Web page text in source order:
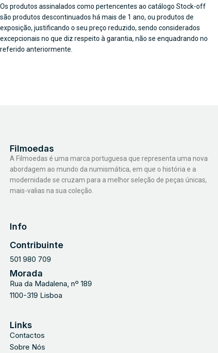
Os produtos assinalados como pertencentes ao catálogo Stock-off
são produtos descontinuados há mais de 1 ano, ou produtos de
exposição, justificando o seu preço reduzido, sendo considerados
excepcionais no que diz respeito à garantia, não se enquadrando no
referido anteriormente.
Filmoedas
A Filmoedas é uma marca portuguesa que representa uma nova
abordagem ao mundo da numismática, em que o história e a
modernidade se cruzam para a melhor seleção de peças únicas,
mais-valias na sua coleção.
Info
Contribuinte
501 980 709
Morada
Rua da Madalena, nº 189
1100-319 Lisboa
Links
Contactos
Sobre Nós